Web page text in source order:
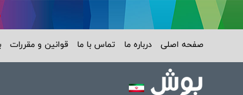
صفحه اصلی درباره ما تماس با ما قوانین و مقررات